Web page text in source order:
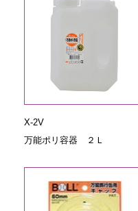
X-2V
万能ポリ容器 ２Ｌ